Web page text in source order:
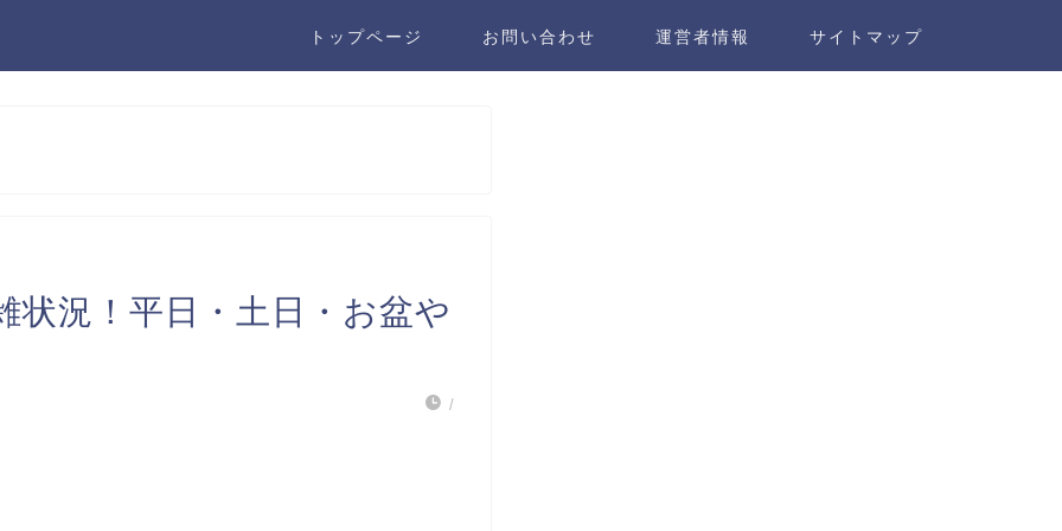
トップページ お問い合わせ 運営者情報 サイトマップ
状況！平日・土日・お盆や
/